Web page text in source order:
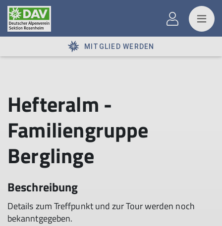
MITGLIED WERDEN
Hefteralm -
Familiengruppe
Berglinge
Beschreibung
Details zum Treffpunkt und zur Tour werden noch
bekanntgegeben.